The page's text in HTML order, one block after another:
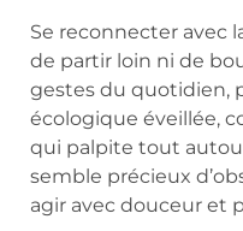
Se reconnecter avec
de partir loin ni de
gestes du quotidien,
écologique éveillée,
qui palpite tout
semble précieux
agir avec douceur et